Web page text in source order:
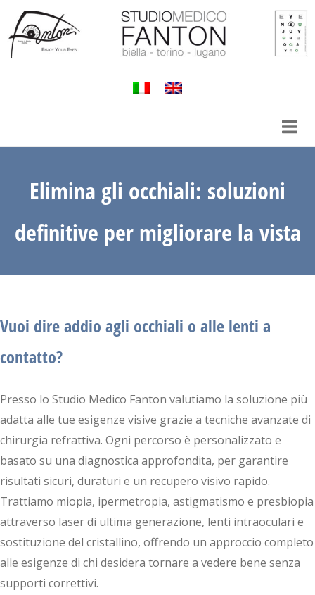
Passa
contenuto
Elimina gli occhiali: soluzioni
definitive per migliorare la vista
Vuoi dire addio agli occhiali o alle lenti a
contatto?
Presso lo Studio Medico Fanton valutiamo la soluzione più
adatta alle tue esigenze visive grazie a tecniche avanzate di
chirurgia refrattiva. Ogni percorso è personalizzato e
basato su una diagnostica approfondita, per garantire
risultati sicuri, duraturi e un recupero visivo rapido.
Trattiamo miopia, ipermetropia, astigmatismo e presbiopia
attraverso laser di ultima generazione, lenti intraoculari e
sostituzione del cristallino, offrendo un approccio completo
alle esigenze di chi desidera tornare a vedere bene senza
supporti correttivi.